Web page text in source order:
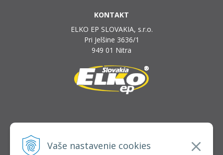
Vaše nastavenie cookies
KONTAKT
ELKO EP SLOVAKIA, s.r.o.
Pri Jelšine 3636/1
949 01 Nitra
INFOLINKA
+421 37 6586 731